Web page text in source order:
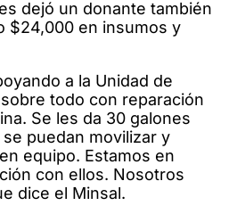
dejó un donante también
$24,000 en insumos y
a la Unidad de
todo con reparación
Se les da 30 galones
puedan movilizar y
equipo. Estamos en
con ellos. Nosotros
dice el Minsal.